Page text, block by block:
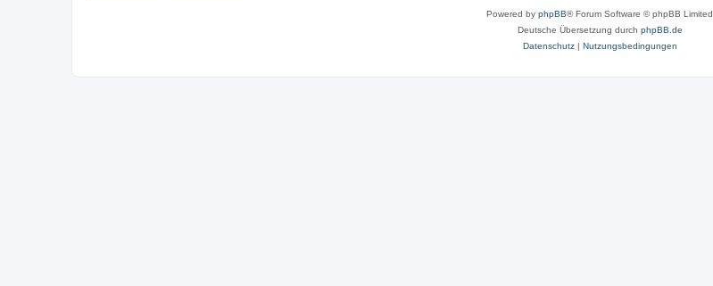
Powered by phpBB® Forum Software © phpBB Limited
Deutsche Übersetzung durch phpBB.de
Datenschutz| Nutzungsbedingungen